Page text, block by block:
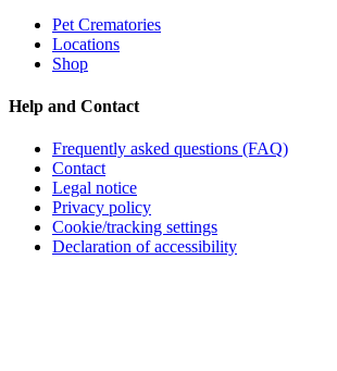
Pet Crematories
Locations
Shop
Help and Contact
Frequently asked questions (FAQ)
Contact
Legal notice
Privacy policy
Cookie/tracking settings
Declaration of accessibility